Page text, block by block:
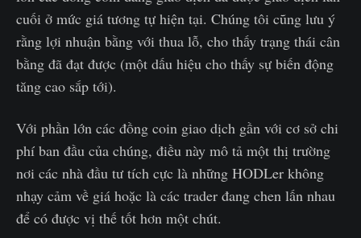
cuối ở mức giá tương tự hiện tại. Chúng tôi cũng lưu ý
rằng lợi nhuận bằng với thua lỗ, cho thấy trạng thái cân
bằng đã đạt được (một dấu hiệu cho thấy sự biến động
tăng cao sắp tới).
Với phần lớn các đồng coin giao dịch gần với cơ sở chi
phí ban đầu của chúng, điều này mô tả một thị trường
nơi các nhà đầu tư tích cực là những HODLer không
nhạy cảm về giá hoặc là các trader đang chen lấn nhau
để có được vị thế tốt hơn một chút.